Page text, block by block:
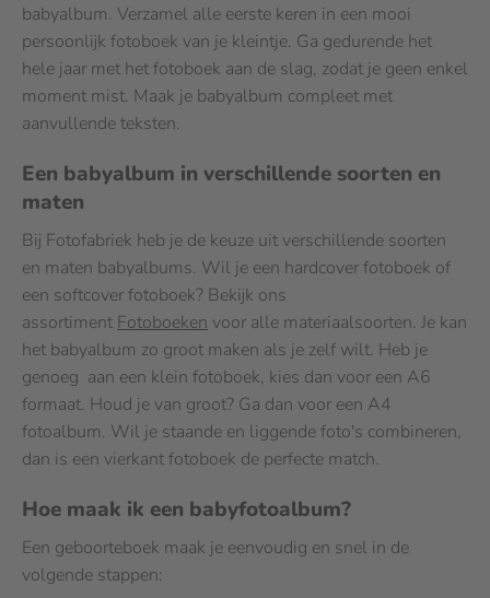
babyalbum. Verzamel alle eerste keren in een mooi
persoonlijk fotoboek van je kleintje. Ga gedurende het
hele jaar met het fotoboek aan de slag, zodat je geen enkel
moment mist. Maak je babyalbum compleet met
aanvullende teksten.
Een babyalbum in verschillende soorten en
maten
Bij Fotofabriek heb je de keuze uit verschillende soorten
en maten babyalbums. Wil je een hardcover fotoboek of
een softcover fotoboek? Bekijk ons
assortiment Fotoboeken voor alle materiaalsoorten. Je kan
het babyalbum zo groot maken als je zelf wilt. Heb je
genoeg aan een klein fotoboek, kies dan voor een A6
formaat. Houd je van groot? Ga dan voor een A4
fotoalbum. Wil je staande en liggende foto's combineren,
dan is een vierkant fotoboek de perfecte match.
Hoe maak ik een babyfotoalbum?
Een geboorteboek maak je eenvoudig en snel in de
volgende stappen: